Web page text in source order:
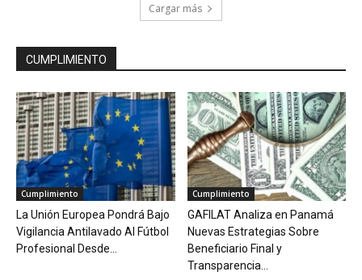
Cargar más
CUMPLIMIENTO
Cumplimiento
La Unión Europea Pondrá Bajo
Vigilancia Antilavado Al Fútbol
Profesional Desde...
Cumplimiento
GAFILAT Analiza en Panamá
Nuevas Estrategias Sobre
Beneficiario Final y
Transparencia...